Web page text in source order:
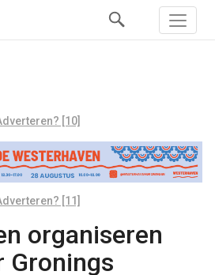
[10]
[11]
organiseren
Gronings